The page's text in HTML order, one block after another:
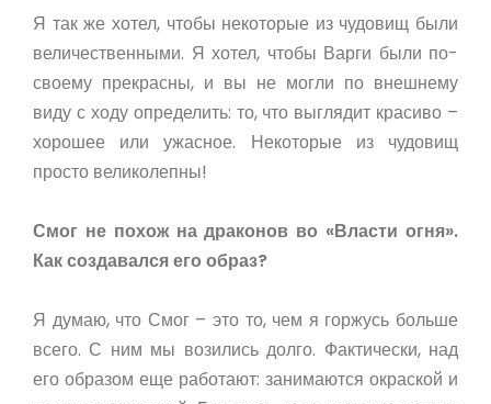
Я так же хотел, чтобы некоторые из чудовищ были
величественными. Я хотел, чтобы Варги были по-
своему прекрасны, и вы не могли по внешнему
виду с ходу определить: то, что выглядит красиво –
хорошее или ужасное. Некоторые из чудовищ
просто великолепны!
Смог не похож на драконов во «Власти огня».
Как создавался его образ?
Я думаю, что Смог – это то, чем я горжусь больше
всего. С ним мы возились долго. Фактически, над
его образом еще работают: занимаются окраской и